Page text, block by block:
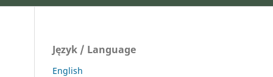
Język / Language
English